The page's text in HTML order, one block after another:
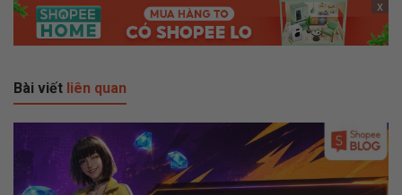
x
Bài viết liên quan